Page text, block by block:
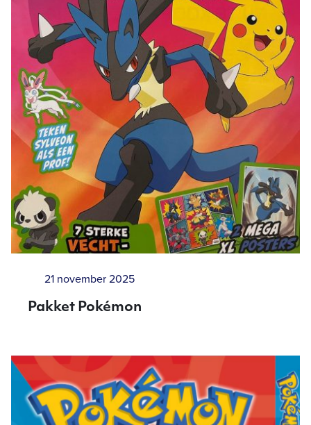
21 november 2025
Pakket Pokémon